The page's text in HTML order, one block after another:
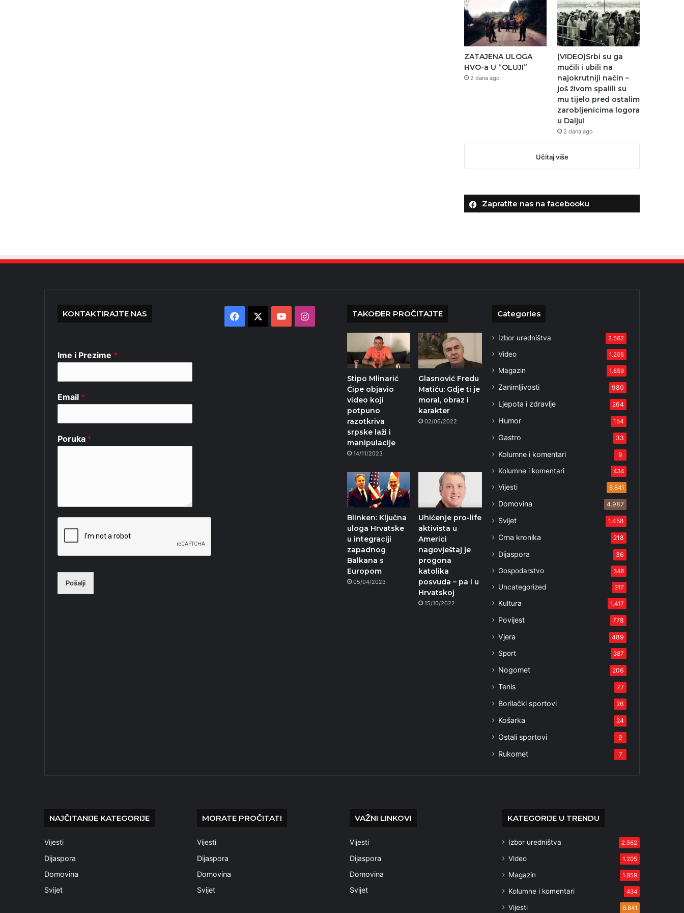
ZATAJENA ULOGA
HVO-a U “OLUJI”
2 dana ago
(VIDEO)Srbi su ga
mučili i ubili na
najokrutniji način –
još živom spalili su
mu tijelo pred ostalim
zarobljenicima logora
u Dalju!
2 dana ago
Učitaj više
Zapratite nas na facebooku
KONTAKTIRAJTE NAS
Ime i Prezime *
Email *
Poruka *
Pošalji
Facebook YouTubeInstagram TAKOĐER PROČITAJTE
Stipo Mlinarić
Ćipe objavio
video koji
potpuno
razotkriva
srpske laži i
manipulacije
14/11/2023
Glasnović Fredu
Matiću: Gdje ti je
moral, obraz i
karakter
02/06/2022
Blinken: Ključna
uloga Hrvatske
u integraciji
zapadnog
Balkana s
Europom
05/04/2023
Uhićenje pro-life
aktivista u
Americi
nagovještaj je
progona
katolika
posvuda – pa i u
Hrvatskoj
15/10/2022
Categories
Izbor uredništva 2.562
Video 1.205
Magazin 1.859
Zanimljivosti 980
Ljepota i zdravlje 264
Humor 154
Gastro 33
Kolumne i komentari 9
Kolumne i komentari 434
Vijesti 6.841
Domovina 4.987
Svijet 1.458
Crna kronika 218
Dijaspora 36
Gospodarstvo 348
Uncategorized 317
Kultura 1.417
Povijest 778
Vjera 489
Sport 387
Nogomet 206
Tenis 77
Borilački sportovi 26
Košarka 24
Ostali sportovi 9
Rukomet 7
NAJČITANIJE KATEGORIJE
Vijesti
Dijaspora
Domovina
Svijet
MORATE PROČITATI
Vijesti
Dijaspora
Domovina
Svijet
VAŽNI LINKOVI
Vijesti
Dijaspora
Domovina
Svijet
KATEGORIJE U TRENDU
Izbor uredništva 2.562
Video 1.205
Magazin 1.859
Kolumne i komentari 434
Vijesti 6.841